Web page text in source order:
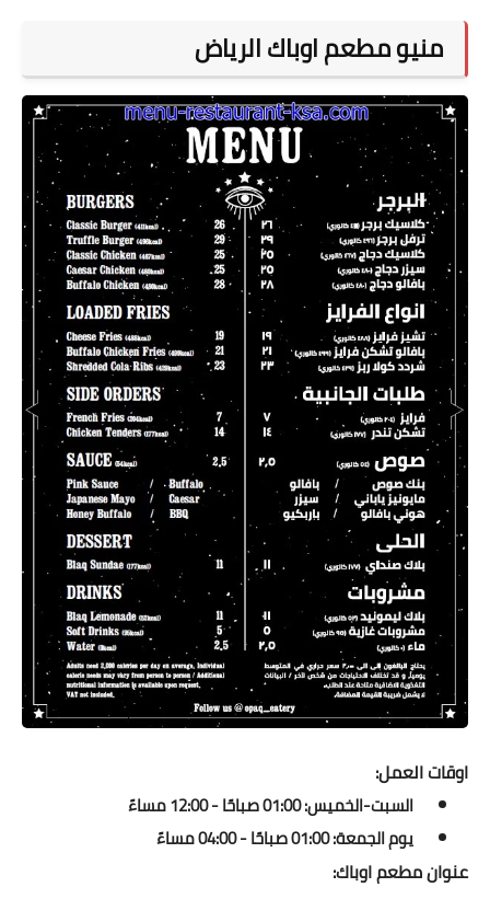
منيو مطعم اوباك الرياض
اوقات العمل:
السبت-الخميس: 01:00 صباحًا - 12:00 مساءً
يوم الجمعة: 01:00 صباحًا - 04:00 مساءً
عنوان مطعم اوباك: